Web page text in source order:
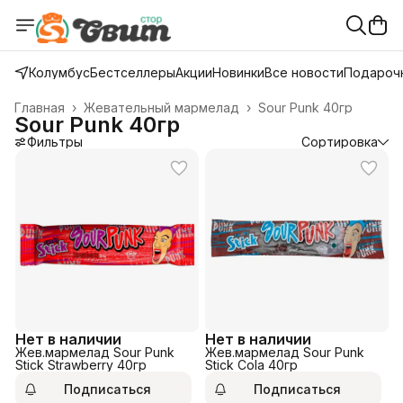
КолумбусБестселлерыАкцииНовинкиВсе новости
Sour Punk 40гр
Жевательный мармелад ›
Главная ›
Sour Punk 40гр
Фильтры Сортировка
Нет в наличии
Жев.мармелад Sour Punk
Stick Strawberry 40гр
Подписаться
Нет в наличии
Жев.мармелад Sour Punk
Stick Cola 40гр
Подписаться